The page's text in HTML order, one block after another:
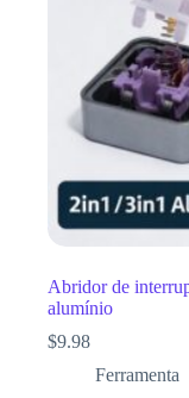
Abridor de
alumínio
$9.98
Ferramenta